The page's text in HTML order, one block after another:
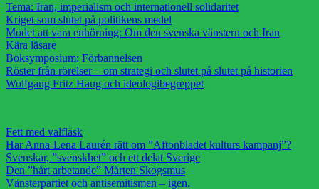
Tema: Iran, imperialism och internationell solidaritet
Kriget som slutet på politikens medel
Modet att vara enhörning: Om den svenska vänstern och Iran
Kära läsare
Boksymposium: Förbannelsen
Röster från rörelser – om strategi och slutet på slutet på historien
Wolfgang Fritz Haug och ideologibegreppet
Fett med valfläsk
Har Anna-Lena Laurén rätt om ”Aftonbladet kulturs kampanj”?
Svenskar, ”svenskhet” och ett delat Sverige
Den ”hårt arbetande” Mårten Skogsmus
Vänsterpartiet och antisemitismen – igen.